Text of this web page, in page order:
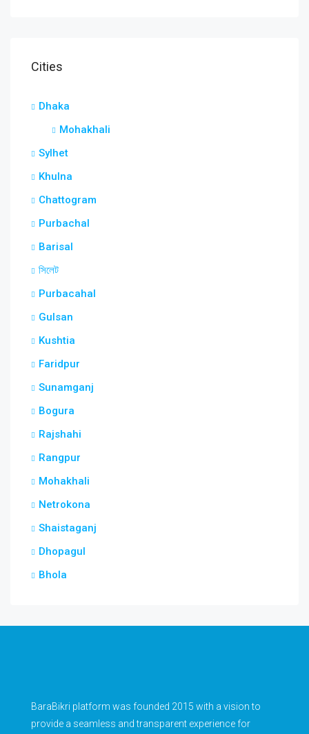
Cities
Dhaka
Mohakhali
Sylhet
Khulna
Chattogram
Purbachal
Barisal
সিলেট
Purbacahal
Gulsan
Kushtia
Faridpur
Sunamganj
Bogura
Rajshahi
Rangpur
Mohakhali
Netrokona
Shaistaganj
Dhopagul
Bhola
BaraBikri platform was founded 2015 with a vision to
provide a seamless and transparent experience for